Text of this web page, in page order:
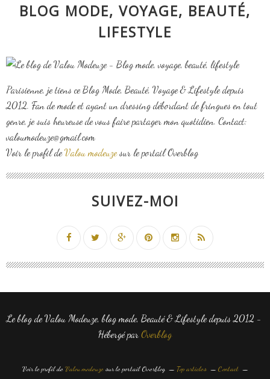
BLOG MODE, VOYAGE, BEAUTÉ,
LIFESTYLE
Parisienne, je tiens ce Blog Mode, Beauté, Voyage & Lifestyle depuis
2012. Fan de mode et ayant un dressing débordant de fringues en tout
genre, je suis heureuse de vous faire partager mon quotidien. Contact:
valoumodeuze@gmail.com
Voir le profil deValou modeuzesur le portail Overblog
SUIVEZ-MOI
Le blog de Valou Modeuze, blog mode, Beauté & Lifestyle depuis 2012 -
Hébergé parOverblog
Voir le profil de Valou modeuzesur le portail Overblog Top articles Contact